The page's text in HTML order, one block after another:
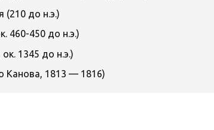
(210 до н.э.)
460-450 до н.э.)
1345 до н.э.)
Канова, 1813 — 1816)